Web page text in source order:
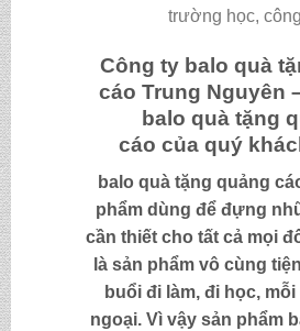
trường học,
Công ty balo quà
cáo Trung Nguyên
balo quà tặng
cáo của quý
balo quà tặng quảng
phẩm dùng để đựng
cần thiết cho tất cả mọi
là sản phẩm vô cùng
buổi đi làm, đi học,
ngoại. Vì vậy sản phẩm